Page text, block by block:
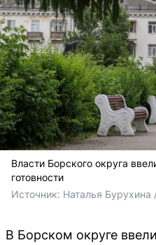
Власти Борского округа
готовности
Источник: Наталья Бурухина
В Борском округе